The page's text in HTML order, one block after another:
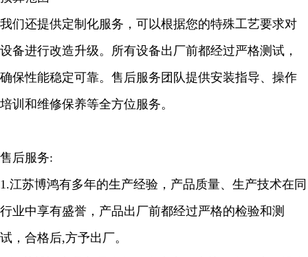
我们还提供定制化服务，可以根据您的特殊工艺要求对
设备进行改造升级。所有设备出厂前都经过严格测试，
确保性能稳定可靠。售后服务团队提供安装指导、操作
培训和维修保养等全方位服务。
售后服务:
1.江苏博鸿有多年的生产经验，产品质量、生产技术在同
行业中享有盛誉，产品出厂前都经过严格的检验和测
试，合格后,方予出厂。